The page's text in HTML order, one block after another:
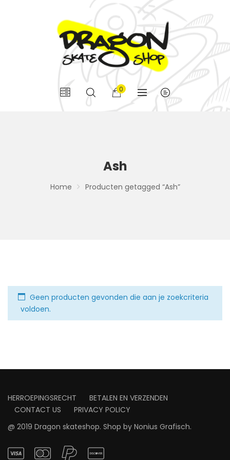
0
Ash
Home Producten getagged “Ash”
Geen producten gevonden die aan je zoekcriteria
voldoen.
HERROEPINGSRECHT
BETALEN EN VERZENDEN
CONTACT US
PRIVACY POLICY
@ 2019 Dragon skateshop. Shop by Nonius Grafisch.